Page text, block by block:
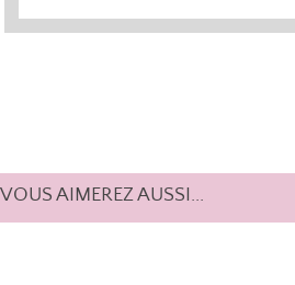
VOUS AIMEREZ AUSSI...